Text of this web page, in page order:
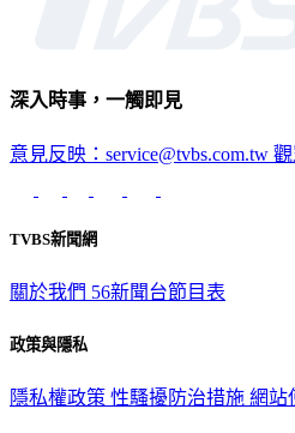
深入時事，一觸即見
意見反映：service@tvbs.com.tw
TVBS新聞網
關於我們 56新聞台節目表
政策與隱私
隱私權政策 性騷擾防治措施 網站